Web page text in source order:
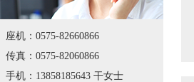
座机：0575-82660866
传真：0575-82060866
手机：13858185643 干女士